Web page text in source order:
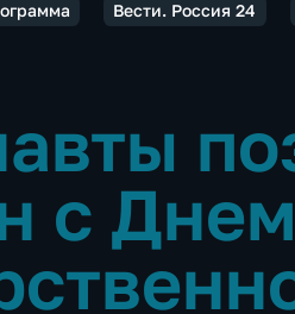
Вести. Россия 24
с Днем